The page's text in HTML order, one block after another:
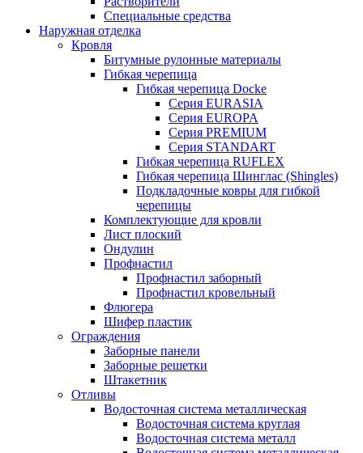
Специальные средства
Наружная отделка
Кровля
Битумные рулонные материалы
Гибкая черепица
Гибкая черепица Docke
Серия EURASIA
Серия EUROPA
Серия PREMIUM
Серия STANDART
Гибкая черепица RUFLEX
Гибкая черепица Шинглас (Shingles)
Подкладочные ковры для гибкой
черепицы
Комплектующие для кровли
Лист плоский
Ондулин
Профнастил
Профнастил заборный
Профнастил кровельный
Флюгера
Шифер пластик
Ограждения
Заборные панели
Заборные решетки
Штакетник
Отливы
Водосточная система металлическая
Водосточная система круглая
Водосточная система металл